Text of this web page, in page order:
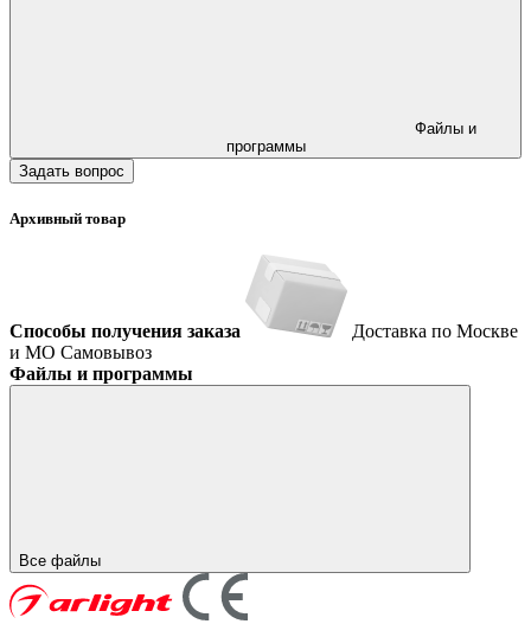
программы
Задать вопрос
Архивный товар
Способы получения заказа
Доставка по Москве
и МО Самовывоз
Файлы и программы
Все файлы